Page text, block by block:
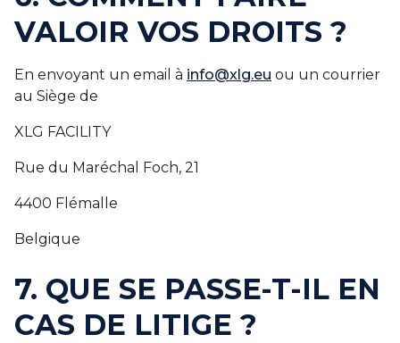
VALOIR VOS DROITS ?
En envoyant un email à info@xlg.eu ou un courrier
au Siège de
XLG FACILITY
Rue du Maréchal Foch, 21
4400 Flémalle
Belgique
7. QUE SE PASSE-T-IL EN
CAS DE LITIGE ?